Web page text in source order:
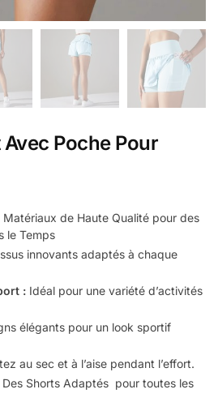
Poche Pour
Matériaux de Haute Qualité pour des
le Temps
innovants adaptés à chaque
: Idéal pour une variété d’activités
élégants pour un look sportif
au sec et à l’aise pendant l’effort.
Des Shorts Adaptés pour toutes les